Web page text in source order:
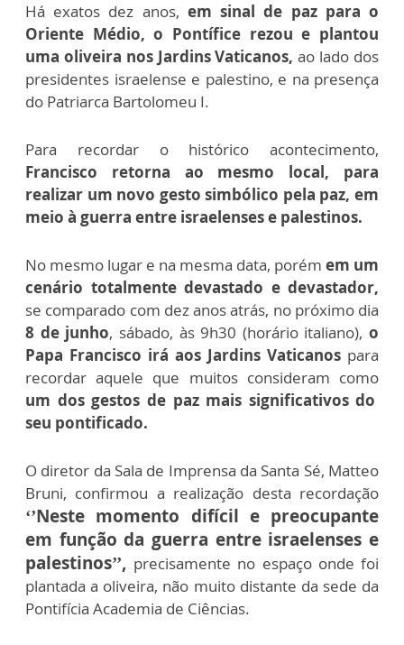
Há exatos dez anos, em sinal de paz para o
Oriente Médio, o Pontífice rezou e plantou
uma oliveira nos Jardins Vaticanos, ao lado dos
presidentes israelense e palestino, e na presença
do Patriarca Bartolomeu I.
Para recordar o histórico acontecimento,
Francisco retorna ao mesmo local, para
realizar um novo gesto simbólico pela paz, em
meio à guerra entre israelenses e palestinos.
No mesmo lugar e na mesma data, porém em um
cenário totalmente devastado e devastador,
se comparado com dez anos atrás, no próximo dia
8 de junho, sábado, às 9h30 (horário italiano), o
Papa Francisco irá aos Jardins Vaticanos para
recordar aquele que muitos consideram como
um dos gestos de paz mais significativos do
seu pontificado.
O diretor da Sala de Imprensa da Santa Sé, Matteo
Bruni, confirmou a realização desta recordação
‘’Neste momento difícil e preocupante
em função da guerra entre israelenses e
palestinos’’, precisamente no espaço onde foi
plantada a oliveira, não muito distante da sede da
Pontifícia Academia de Ciências.